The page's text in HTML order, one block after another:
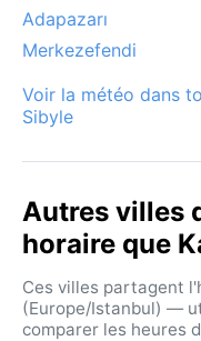
Adapazarı
Merkezefendi
Voir la météo dans
Sibyle
Autres villes
horaire que
Ces villes partagent
(Europe/Istanbul) —
comparer les heures